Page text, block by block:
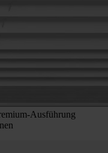
Ausführung